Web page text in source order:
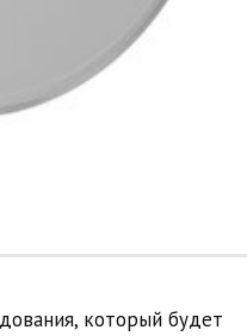
который будет